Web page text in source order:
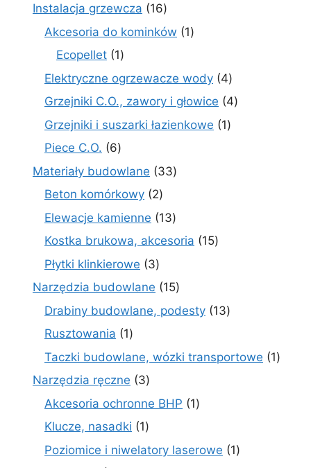
Instalacja grzewcza 1616
produktów
Akcesoria do kominków 11
Ecopellet 11
Elektryczne ogrzewacze wody 44
produkty
Grzejniki C.O., zawory i głowice 44
Grzejniki i suszarki łazienkowe 11
Piece C.O. 66
produktów
Materiały budowlane 3333
Beton komórkowy 22
produkty
Elewacje kamienne 1313
produktów
Kostka brukowa, akcesoria 1515
Płytki klinkierowe 33
produkty
Narzędzia budowlane 1515
produktów
Drabiny budowlane, podesty 1313
Rusztowania 11
produkt
Taczki budowlane, wózki transportowe 11
Narzędzia ręczne 33
produkty
Akcesoria ochronne BHP 11
Klucze, nasadki 11
produkt
Poziomice i niwelatory laserowe 11